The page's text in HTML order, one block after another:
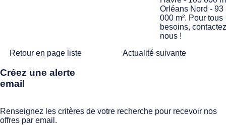
Orléans Nord - 93
000 m². Pour tous
besoins,
nous !
Retour en page liste
Actualité suivante
Créez une alerte
email
Renseignez les critères de votre recherche pour recevoir nos
offres par email.